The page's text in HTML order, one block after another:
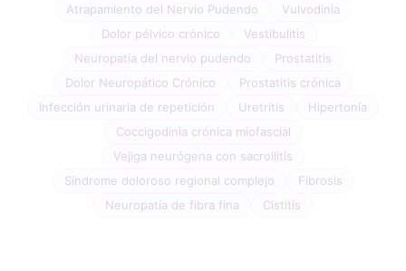
Atrapamiento del Nervio Pudendo
Vulvodinia
Dolor pélvico crónico
Vestibulitis
Neuropatía del nervio pudendo
Prostatitis
Dolor Neuropático Crónico
Prostatitis crónica
Infección urinaria de repetición
Uretritis
Hipertonía
Coccigodinia crónica miofascial
Vejiga neurógena con sacroilitis
Síndrome doloroso regional complejo
Fibrosis
Neuropatía de fibra fina
Cistitis